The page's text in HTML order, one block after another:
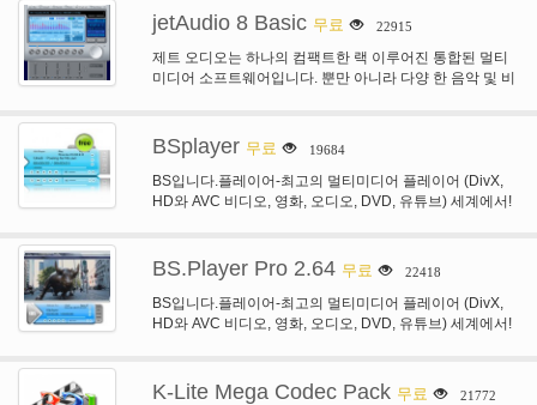
jetAudio 8 Basic 무료 22915
제트 오디오는 하나의 컴팩트한 랙 이루어진 통합된 멀티
미디어 소프트웨어입니다. 뿐만 아니라 다양 한 음악 및 비
BSplayer 무료 19684
BS입니다.플레이어-최고의 멀티미디어 플레이어 (DivX,
HD와 AVC 비디오, 영화, 오디오, DVD, 유튜브) 세계에서!
BS.Player Pro 2.64 무료 22418
BS입니다.플레이어-최고의 멀티미디어 플레이어 (DivX,
HD와 AVC 비디오, 영화, 오디오, DVD, 유튜브) 세계에서!
K-Lite Mega Codec Pack 무료 21772